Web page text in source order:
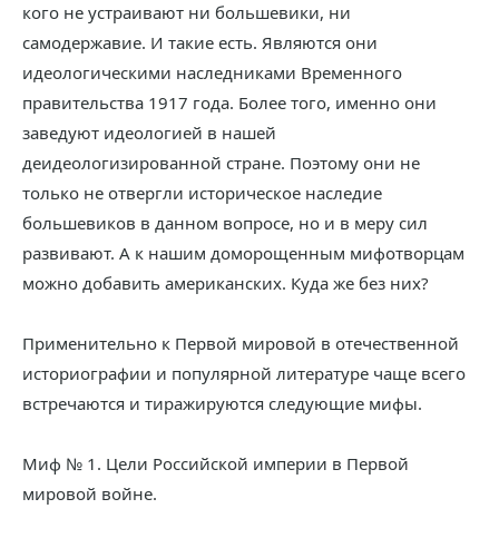
кого не устраивают ни большевики, ни
самодержавие. И такие есть. Являются они
идеологическими наследниками Временного
правительства 1917 года. Более того, именно они
заведуют идеологией в нашей
деидеологизированной стране. Поэтому они не
только не отвергли историческое наследие
большевиков в данном вопросе, но и в меру сил
развивают. А к нашим доморощенным мифотворцам
можно добавить американских. Куда же без них?
Применительно к Первой мировой в отечественной
историографии и популярной литературе чаще всего
встречаются и тиражируются следующие мифы.
Миф № 1. Цели Российской империи в Первой
мировой войне.